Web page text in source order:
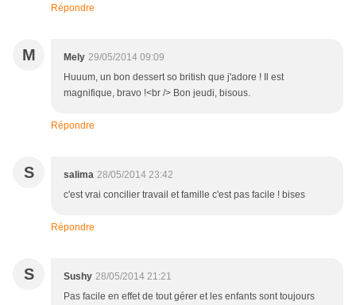
Répondre
M Mely 29/05/2014 09:09
Huuum, un bon dessert so british que j'adore ! Il est
magnifique, bravo !<br /> Bon jeudi, bisous.
Répondre
S salima 28/05/2014 23:42
c'est vrai concilier travail et famille c'est pas facile ! bises
Répondre
S Sushy 28/05/2014 21:21
Pas facile en effet de tout gérer et les enfants sont toujours